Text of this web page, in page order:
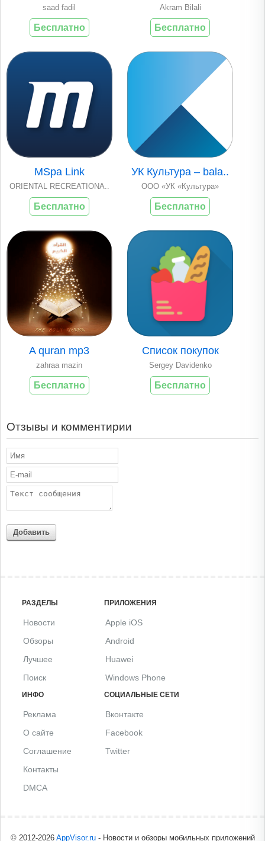
saad fadil
Бесплатно
Akram Bilali
Бесплатно
MSpa Link
ORIENTAL RECREATIONA..
Бесплатно
УК Культура – bala..
ООО «УК «Культура»
Бесплатно
A quran mp3
zahraa mazin
Бесплатно
Список покупок
Sergey Davidenko
Бесплатно
Отзывы и комментирии
Добавить
РАЗДЕЛЫ
Новости
Обзоры
Лучшее
Поиск
ПРИЛОЖЕНИЯ
Apple iOS
Android
Huawei
Windows Phone
ИНФО
Реклама
О сайте
Соглашение
Контакты
DMCA
СОЦИАЛЬНЫЕ СЕТИ
Вконтакте
Facebook
Twitter
© 2012-2026 AppVisor.ru- Новости и обзоры мобильных приложений